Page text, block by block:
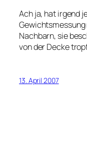
Ach ja, hat irgend
Gewichtsmessung
Nachbarn, sie
von der Decke
13. April 2007